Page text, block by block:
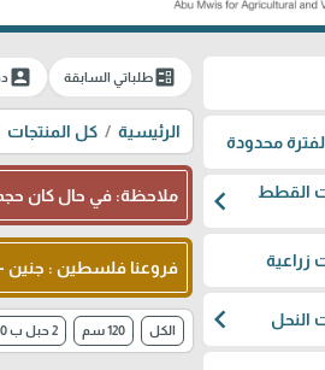
محدودة
القطط
chevron_left
زراعية
النحل chevron_left
ballotطلباتي السابقة account_box
الرئيسية كل المنتجات
ملاحظة: في حال كان حجم
فروعنا فلسطين : جنين -
الكل 120 سم 2 حبل ب 10 شيكل